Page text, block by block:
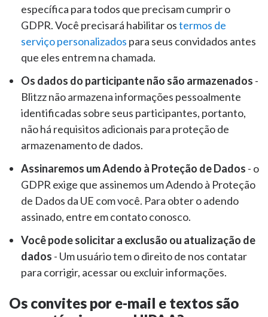
específica para todos que precisam cumprir o
GDPR. Você precisará habilitar ostermos de
serviço personalizados para seus convidados antes
que eles entrem na chamada.
Os dados do participante não são armazenados -
Blitzz não armazena informações pessoalmente
identificadas sobre seus participantes, portanto,
não há requisitos adicionais para proteção de
armazenamento de dados.
Assinaremos um Adendo à Proteção de Dados - o
GDPR exige que assinemos um Adendo à Proteção
de Dados da UE com você. Para obter o adendo
assinado, entre em contato conosco.
Você pode solicitar a exclusão ou atualização de
dados - Um usuário tem o direito de nos contatar
para corrigir, acessar ou excluir informações.
Os convites por e-mail e textos são